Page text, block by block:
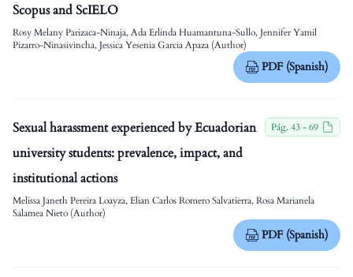
Scopus and ScIELO
Rosy Melany Parizaca-Ninaja, Ada Erlinda Huamantuna-Sullo, Jennifer Yamil
Pizarro-Ninasivincha, Jessica Yesenia Garcia Apaza (Author)
PDF (Spanish)
Sexual harassment experienced by Ecuadorian
university students: prevalence, impact, and
institutional actions
Pág. 43 - 69
Melissa Janeth Pereira Loayza, Elian Carlos Romero Salvatierra, Rosa Marianela
Salamea Nieto (Author)
PDF (Spanish)